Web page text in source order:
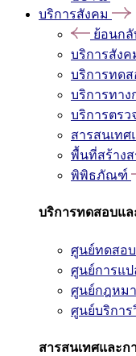
บริการสังคม
ย้อนกลั
บริการสังค
บริการทด
บริการทาง
บริการตร
สารสนเทศ
พื้นที่สร้างส
พิพิธภัณฑ์
บริการทดสอบแล
ศูนย์ทดสอ
ศูนย์การแป
ศูนย์กฎหม
ศูนย์บริกา
สารสนเทศและก